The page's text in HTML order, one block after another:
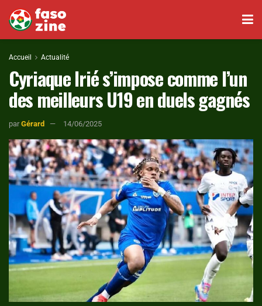
Accueil Actualité
Cyriaque Irié s’impose comme l’un
des meilleurs U19 en duels gagnés
par Gérard 14/06/2025